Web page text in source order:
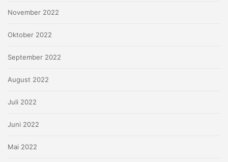
November 2022
Oktober 2022
September 2022
August 2022
Juli 2022
Juni 2022
Mai 2022